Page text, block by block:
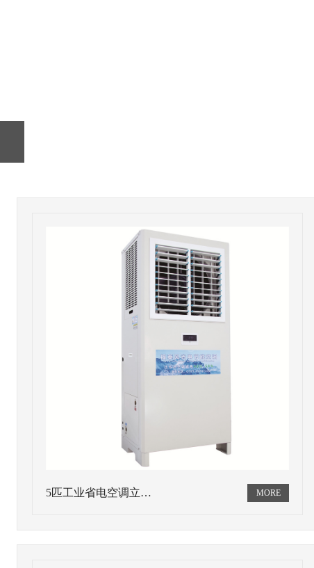
5匹工业省电空调立…